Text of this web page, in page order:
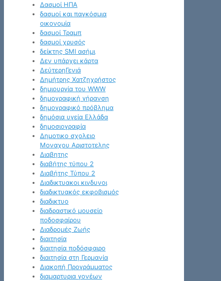
Δασμοί ΗΠΑ
δασμοί και παγκόσμια
οικονομία
δασμοί Τραμπ
δασμοί χρυσός
δείκτης SMI ασήμι
Δεν υπάρχει κάρτα
ΔεύτερηΓενιά
Δημήτρης Χατζηχρήστος
δημιουργία του WWW
δημογραφική γήρανση
δημογραφικό πρόβλημα
δημόσια υγεία Ελλάδα
δημοσιογραφία
Δημοτικο σχολειο
Μοναχου Αριστοτελης
Διαβητης
διαβήτης τύπου 2
Διαβήτης Τύπου 2
Διαδικτυακοι κινδυνοι
διαδικτυακός εκφοβισμός
διαδικτυο
διαδραστικό μουσείο
ποδοσφαίρου
Διαδρομές Ζωής
διαιτησία
διαιτησία ποδόσφαιρο
διαιτησία στη Γερμανία
Διακοπή Προγράμματος
διαμαρτυρια γονέων